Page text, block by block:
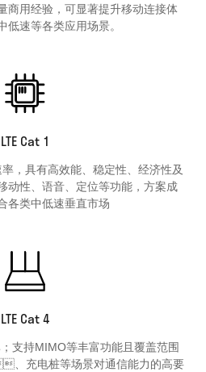
量商用经验，可显著提升移动连接体
低速等各类应用场景。
LTE Cat 1
，具有高效能、稳定性、经济性及
性、语音、定位等功能，方案成
各类中低速垂直市场
LTE Cat 4
支持MIMO等丰富功能且覆盖范围
、充电桩等场景对通信能力的高要